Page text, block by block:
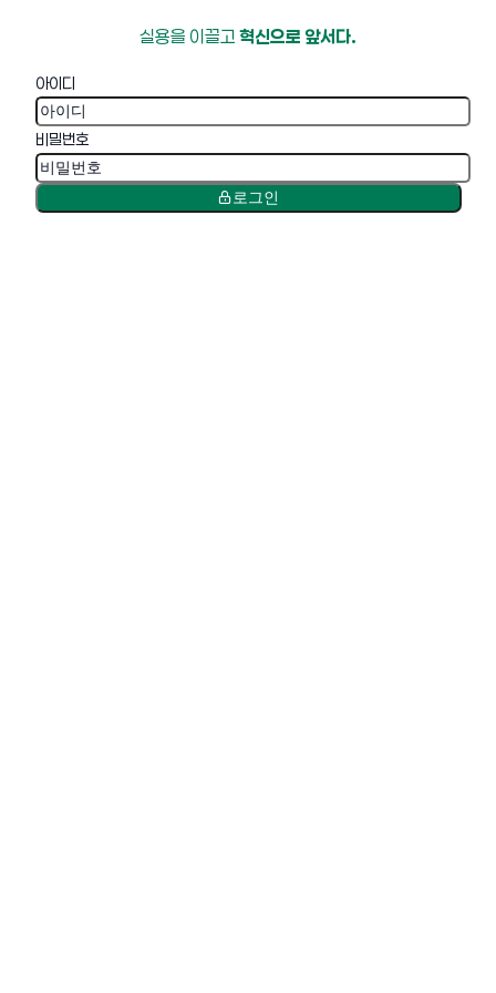
실용을 이끌고 혁신으로 앞서다.
아이디
비밀번호
로그인